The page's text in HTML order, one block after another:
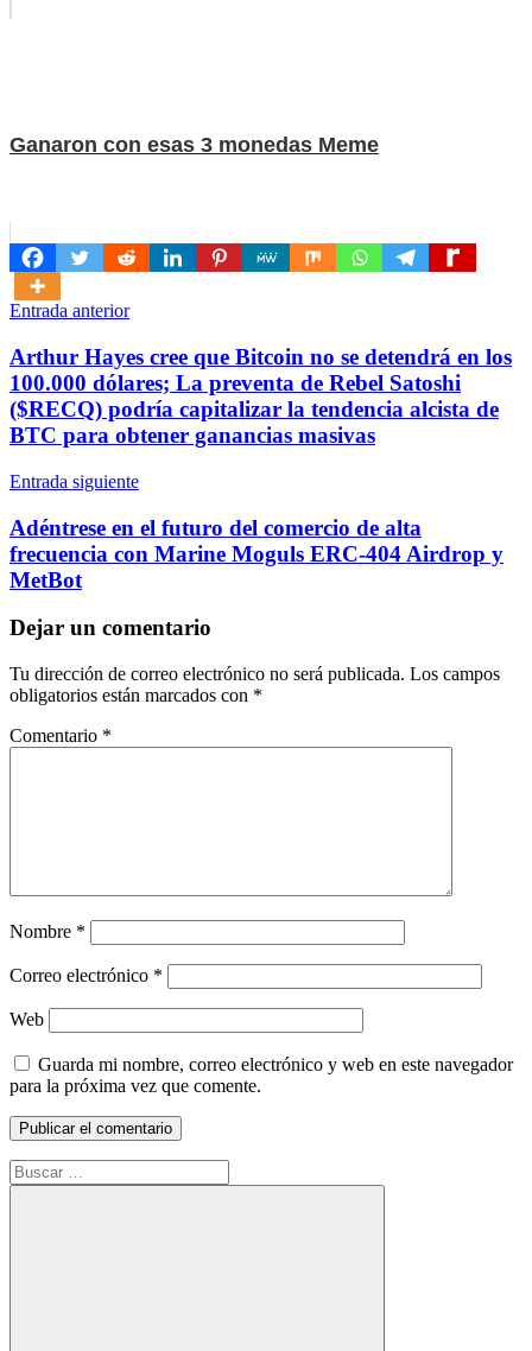
Ganaron con esas 3 monedas Meme
Navegación
de
entradas
Entrada anterior
Arthur Hayes cree que Bitcoin no se detendrá en los
100.000 dólares; La preventa de Rebel Satoshi
($RECQ) podría capitalizar la tendencia alcista de
BTC para obtener ganancias masivas
Entrada siguiente
Adéntrese en el futuro del comercio de alta
frecuencia con Marine Moguls ERC-404 Airdrop y
MetBot
Dejar un comentario
Tu dirección de correo electrónico no será publicada. Los campos
obligatorios están marcados con *
Comentario *
Nombre *
Correo electrónico *
Web
Guarda mi nombre, correo electrónico y web en este navegador
para la próxima vez que comente.
Buscar: